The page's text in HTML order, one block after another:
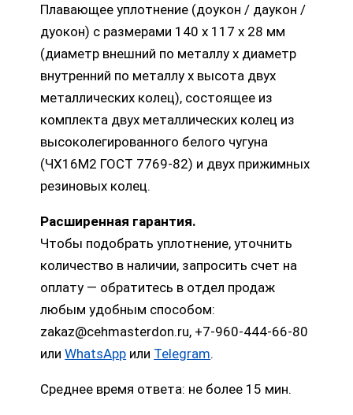
Плавающее уплотнение (доукон / даукон /
дуокон) с размерами 140 х 117 х 28 мм
(диаметр внешний по металлу х диаметр
внутренний по металлу х высота двух
металлических колец), состоящее из
комплекта двух металлических колец из
высоколегированного белого чугуна
(ЧХ16М2 ГОСТ 7769-82) и двух прижимных
резиновых колец.
Расширенная гарантия.
Чтобы подобрать уплотнение, уточнить
количество в наличии, запросить счет на
оплату — обратитесь в отдел продаж
любым удобным способом:
zakaz@cehmasterdon.ru, +7-960-444-66-80
илиWhatsApp или Telegram.
Среднее время ответа: не более 15 мин.